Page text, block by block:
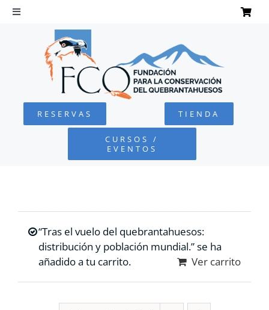
Saltar
Toggle
Navigation
QUEBRANTAHUESOS
FUNDACIÓN
COLABORA
RECURSOS
RESERVAS TIENDA
CURSOS /
EVENTOS
“Tras el vuelo del quebrantahuesos:
distribución y población mundial.” se ha
añadido a tu carrito.
Ver carrito